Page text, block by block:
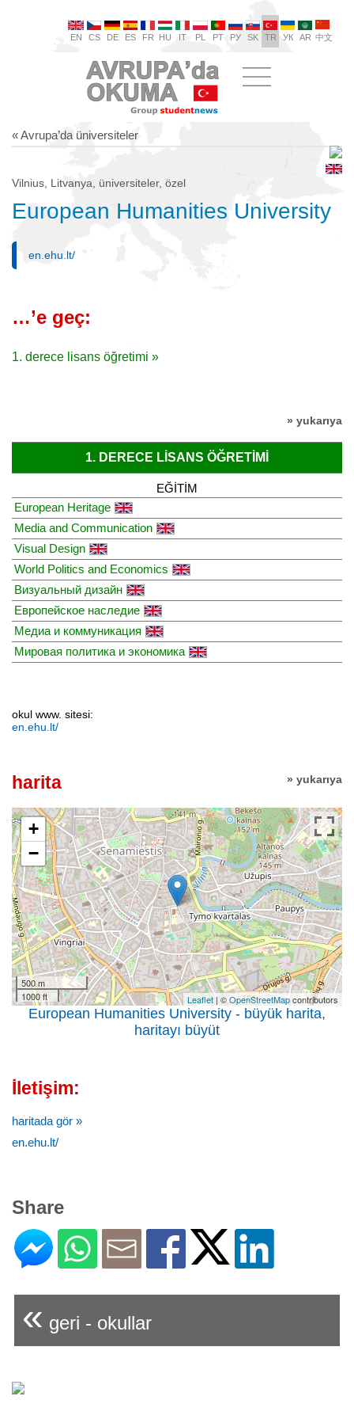
EN CS DE ES FR HU IT PL PT РУ SK TR УК AR 中文
« Avrupa’da üniversiteler
Vilnius, Litvanya, üniversiteler, özel
European Humanities University
en.ehu.lt/
…’e geç:
1. derece lisans öğretimi »
» yukarıya
1. DERECE LISANS ÖĞRETIMI
EĞITIM
European Heritage
Media and Communication
Visual Design
World Politics and Economics
Визуальный дизайн
Европейское наследие
Медиа и коммуникация
Мировая политика и экономика
okul www. sitesi:
en.ehu.lt/
» yukarıya
harita
+
−
500 m
1000 ft
Leaflet | ©OpenStreetMapcontributors
European Humanities University - büyük harita,
haritayı büyüt
İletişim:
haritada gör »
en.ehu.lt/
Share
« geri - okullar